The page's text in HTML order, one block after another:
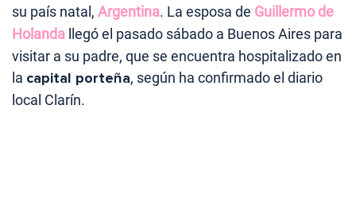
su país natal, Argentina. La esposa de Guillermo de
Holanda llegó el pasado sábado a Buenos Aires para
visitar a su padre, que se encuentra hospitalizado en
la capital porteña, según ha confirmado el diario
local Clarín.